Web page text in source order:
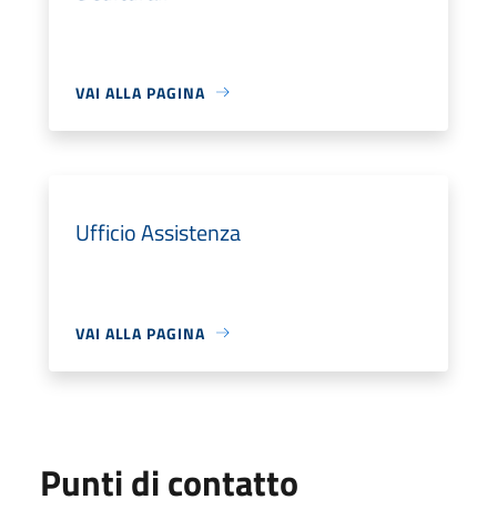
VAI ALLA PAGINA
Ufficio Assistenza
VAI ALLA PAGINA
Punti di contatto